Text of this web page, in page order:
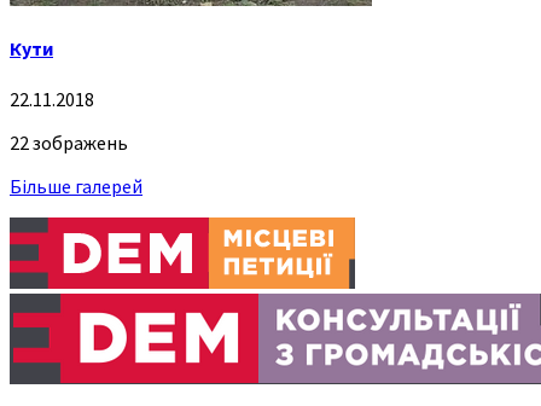
Кути
22.11.2018
22 зображень
Більше галерей